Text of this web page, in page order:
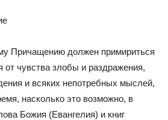
Причащению должен примириться
от чувства злобы и раздражения,
и всяких непотребных мыслей,
насколько это возможно, в
Божия (Евангелия) и книг